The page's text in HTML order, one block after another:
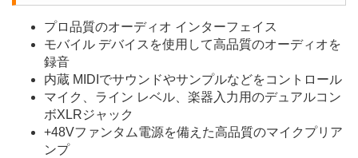
プロ品質のオーディオ インターフェイス
モバイル デバイスを使用して高品質のオーディオを
録音
内蔵 MIDIでサウンドやサンプルなどをコントロール
マイク、ライン レベル、楽器入力用のデュアルコン
ボXLRジャック
+48Vファンタム電源を備えた高品質のマイクプリア
ンプ